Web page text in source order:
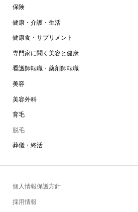
保険
健康・介護・生活
健康食・サプリメント
専門家に聞く美容と健康
看護師転職・薬剤師転職
美容
美容外科
育毛
脱毛
葬儀・終活
個人情報保護方針
採用情報